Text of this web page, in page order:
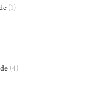
(1)
(4)